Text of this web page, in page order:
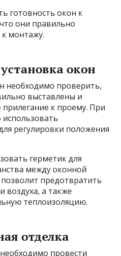
готовность окон к
они правильно
монтажу.
окон
необходимо проверить,
выставлены и
к проему. При
регулировки положения
герметик для
между оконной
предотвратить
воздуха, а также
теплоизоляцию.
отделка
провести